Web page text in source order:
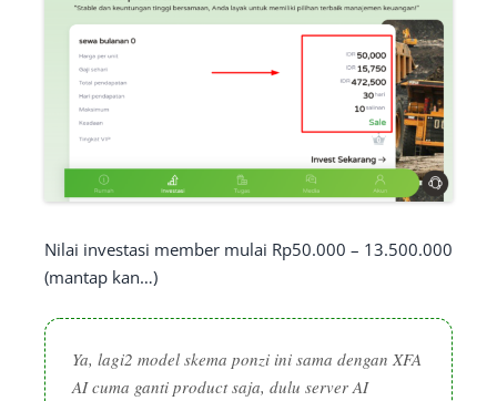
Nilai investasi member mulai Rp50.000 – 13.500.000
(mantap kan…)
Ya, lagi2 model skema ponzi ini sama dengan XFA
AI cuma ganti product saja, dulu server AI